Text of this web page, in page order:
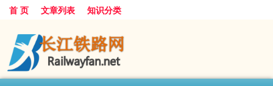
首 页 文章列表 知识分类